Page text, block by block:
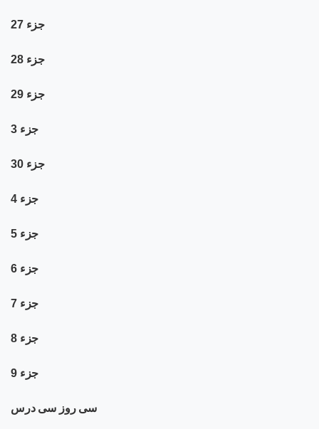
جزء 27
جزء 28
جزء 29
جزء 3
جزء 30
جزء 4
جزء 5
جزء 6
جزء 7
جزء 8
جزء 9
سی روز سی درس